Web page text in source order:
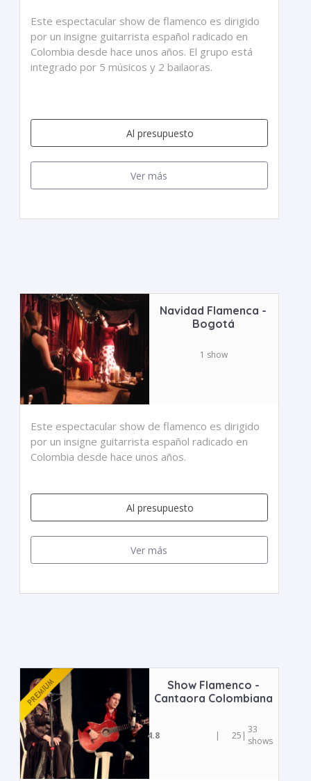
Este espectacular show de flamenco es dirigido
por un insigne guitarrista español radicado en
Colombia desde hace unos años. El grupo está
integrado por 5 músicos y 2 bailaoras.
Al presupuesto
Ver más
Navidad Flamenca -
Bogotá
1 show
Este espectacular show de flamenco es dirigido
por un insigne guitarrista español radicado en
Colombia desde hace unos años.
Al presupuesto
Ver más
Show Flamenco -
Cantaora Colombiana
4.8 | 25 | 33
shows